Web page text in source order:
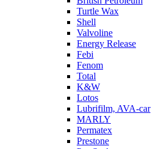
Turtle Wax
Shell
Valvoline
Energy Release
Febi
Fenom
Total
K&W
Lotos
Lubrifilm, AVA-car
MARLY
Permatex
Prestone